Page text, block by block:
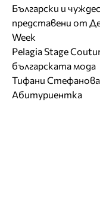
Български и
представени от
Week
Pelagia Stage
българската мода
Тифани
Абитуриентка